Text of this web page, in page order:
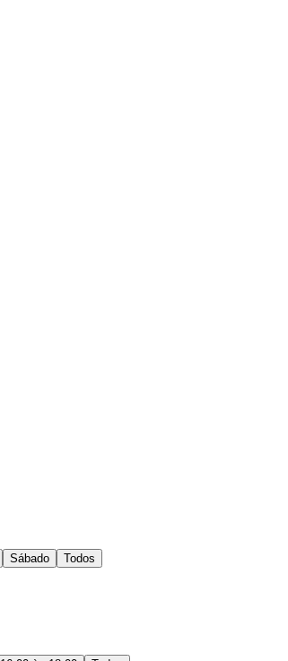
Sábado Todos